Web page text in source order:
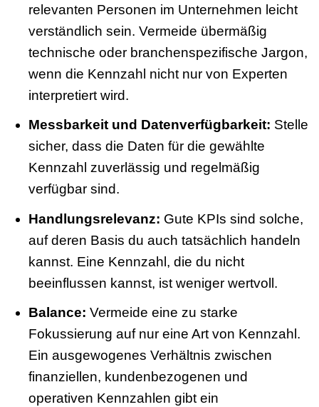
relevanten Personen im Unternehmen leicht
verständlich sein. Vermeide übermäßig
technische oder branchenspezifische Jargon,
wenn die Kennzahl nicht nur von Experten
interpretiert wird.
Messbarkeit und Datenverfügbarkeit: Stelle
sicher, dass die Daten für die gewählte
Kennzahl zuverlässig und regelmäßig
verfügbar sind.
Handlungsrelevanz: Gute KPIs sind solche,
auf deren Basis du auch tatsächlich handeln
kannst. Eine Kennzahl, die du nicht
beeinflussen kannst, ist weniger wertvoll.
Balance: Vermeide eine zu starke
Fokussierung auf nur eine Art von Kennzahl.
Ein ausgewogenes Verhältnis zwischen
finanziellen, kundenbezogenen und
operativen Kennzahlen gibt ein